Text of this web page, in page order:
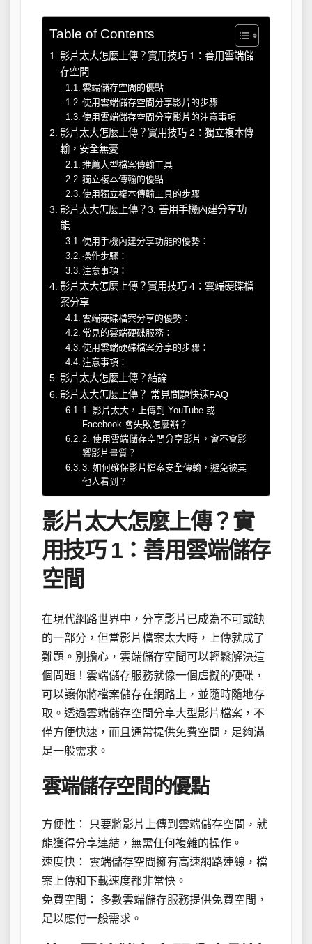
Table of Contents
影片太大怎麼上傳？實用技巧 1：善用雲端儲
存空間
雲端儲存空間的優點
使用雲端儲存空間分享影片的步驟
使用雲端儲存空間分享影片的注意事項
影片太大怎麼上傳？實用技巧 2：獨立複本傳
輸，安全無憂
推薦大型檔案傳輸工具
獨立複本傳輸的優點
使用獨立複本傳輸工具的步驟
影片太大怎麼上傳？3. 善用手機內建分享功
能
使用手機內建分享功能的優勢：
操作步驟：
注意事項：
影片太大怎麼上傳？實用技巧 4：雲端硬碟檔
案分享
雲端硬碟檔案分享的優勢：
常見的雲端硬碟服務：
使用雲端硬碟檔案分享的步驟：
注意事項：
影片太大怎麼上傳？結論
影片太大怎麼上傳？ 常見問題快速FAQ
1. 影片太大，上傳到 YouTube 或
Facebook 會失敗怎麼辦？
2. 使用雲端儲存空間分享影片，會不會影
響影片畫質？
3. 如何確保影片檔案安全傳輸，避免被其
他人看到？
影片太大怎麼上傳？實
用技巧 1：善用雲端儲存
空間
在現代網路世界中，分享影片已成為不可或缺
的一部分，但當影片檔案太大時，上傳就成了
難題。別擔心，雲端儲存空間可以輕鬆解決這
個問題！雲端儲存服務就像一個虛擬的硬碟，
可以讓你將檔案儲存在網路上，並隨時隨地存
取。透過雲端儲存空間分享大型影片檔案，不
僅方便快速，而且通常提供免費空間，足夠滿
足一般需求。
雲端儲存空間的優點
方便性： 只要將影片上傳到雲端儲存空間，就
能獲得分享連結，無需任何複雜的操作。
速度快： 雲端儲存空間擁有高速網路連線，檔
案上傳和下載速度都非常快。
免費空間： 多數雲端儲存服務提供免費空間，
足以應付一般需求。